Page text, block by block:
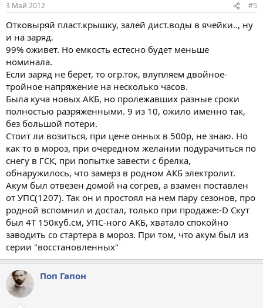
3 Май 2012 #5
Отковыряй пласт.крышку, залей дист.воды в ячейки.., ну
и на заряд.
99% оживет. Но емкость естесно будет меньше
номинала.
Если заряд не берет, то огр.ток, влупляем двойное-
тройное напряжение на несколько часов.
Была куча новых АКБ, но пролежавших разные сроки
полностью разряженными. 9 из 10, ожило именно так,
без большой потери.
Стоит ли возиться, при цене онных в 500р, не знаю. Но
как то в мороз, при очередном желании подурачиться по
снегу в ГСК, при попытке завести с брелка,
обнаружилось, что замерз в родном АКБ электролит.
Акум был отвезен домой на согрев, а взамен поставлен
от УПС(1207). Так он и простоял на нем пару сезонов, про
родной вспомнил и достал, только при продаже:-D Скут
был 4Т 150куб.см, УПС-ного АКБ, хватало спокойно
заводить со стартера в мороз. При том, что акум был из
серии "восстановленных"
Поп Гапон